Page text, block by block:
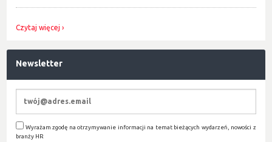
Czytaj więcej
Newsletter
Wyrażam zgodę na otrzymywanie informacji na temat bieżących wydarzeń, nowości z
branży HR